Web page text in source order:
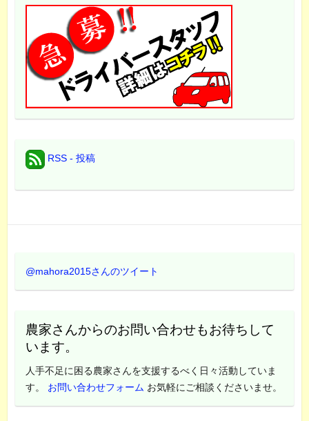
RSS - 投稿
@mahora2015さんのツイート
農家さんからのお問い合わせもお待ちして
います。
人手不足に困る農家さんを支援するべく日々活動していま
す。 お問い合わせフォーム お気軽にご相談くださいませ。